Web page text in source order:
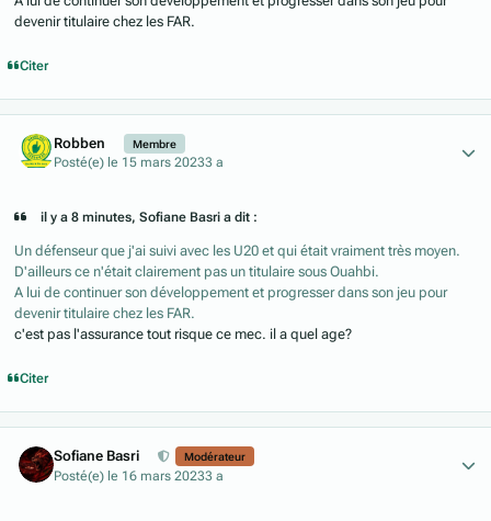
devenir titulaire chez les FAR.
Citer
Robben Membre
Posté(e) le 15 mars 20233 a
il y a 8 minutes, Sofiane Basri a dit :
Un défenseur que j'ai suivi avec les U20 et qui était vraiment très moyen.
D'ailleurs ce n'était clairement pas un titulaire sous Ouahbi.
A lui de continuer son développement et progresser dans son jeu pour
devenir titulaire chez les FAR.
c'est pas l'assurance tout risque ce mec. il a quel age?
Citer
Sofiane Basri Modérateur
Posté(e) le 16 mars 20233 a